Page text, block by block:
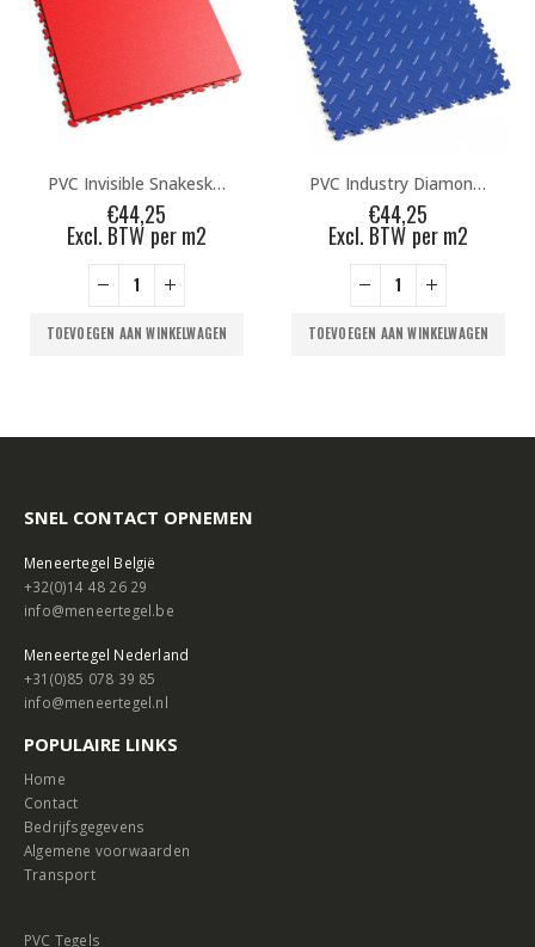
PVC Invisible Snakeskin Red PVC Industry Diamonds Blue
Excl. BTW per m2
TOEVOEGEN AAN WINKELWAGEN
PVC Industry
Excl. BTW
TOEVOEGEN AAN
SNEL CONTACT OPNEMEN
Meneertegel België
+32(0)14 48 26 29
info@meneertegel.be
Meneertegel Nederland
+31(0)85 078 39 85
info@meneertegel.nl
POPULAIRE LINKS
Home
Contact
Bedrijfsgegevens
Algemene voorwaarden
Transport
PVC Tegels